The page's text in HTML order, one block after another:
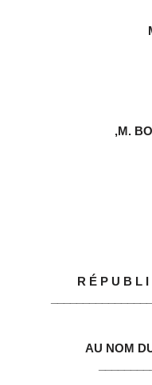
M.
R É P U B L I
AU NOM